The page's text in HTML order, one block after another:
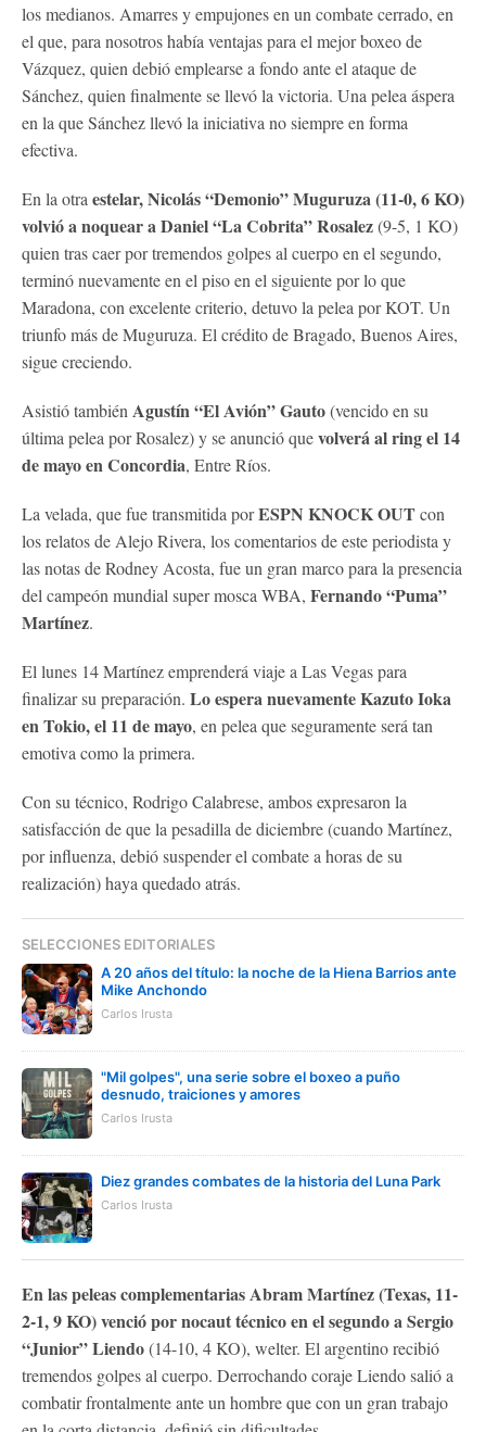
los medianos. Amarres y empujones en un combate cerrado, en
el que, para nosotros había ventajas para el mejor boxeo de
Vázquez, quien debió emplearse a fondo ante el ataque de
Sánchez, quien finalmente se llevó la victoria. Una pelea áspera
en la que Sánchez llevó la iniciativa no siempre en forma
efectiva.
En la otra estelar, Nicolás “Demonio” Muguruza (11-0, 6 KO)
volvió a noquear a Daniel “La Cobrita” Rosalez(9-5, 1 KO)
quien tras caer por tremendos golpes al cuerpo en el segundo,
terminó nuevamente en el piso en el siguiente por lo que
Maradona, con excelente criterio, detuvo la pelea por KOT. Un
triunfo más de Muguruza. El crédito de Bragado, Buenos Aires,
sigue creciendo.
Asistió también Agustín “El Avión” Gauto(vencido en su
última pelea por Rosalez) y se anunció quevolverá al ring el 14
de mayo en Concordia, Entre Ríos.
La velada, que fue transmitida porESPN KNOCK OUTcon
los relatos de Alejo Rivera, los comentarios de este periodista y
las notas de Rodney Acosta, fue un gran marco para la presencia
del campeón mundial super mosca WBA, Fernando “Puma”
Martínez.
El lunes 14 Martínez emprenderá viaje a Las Vegas para
finalizar su preparación. Lo espera nuevamente Kazuto Ioka
en Tokio, el 11 de mayo, en pelea que seguramente será tan
emotiva como la primera.
Con su técnico, Rodrigo Calabrese, ambos expresaron la
satisfacción de que la pesadilla de diciembre (cuando Martínez,
por influenza, debió suspender el combate a horas de su
realización) haya quedado atrás.
SELECCIONES EDITORIALES
A 20 años del título: la noche de la Hiena Barrios ante
Mike Anchondo
Carlos Irusta
"Mil golpes", una serie sobre el boxeo a puño
desnudo, traiciones y amores
Carlos Irusta
Diez grandes combates de la historia del Luna Park
Carlos Irusta
En las peleas complementarias Abram Martínez (Texas, 11-
2-1, 9 KO) venció por nocaut técnico en el segundo a Sergio
“Junior” Liendo(14-10, 4 KO), welter. El argentino recibió
tremendos golpes al cuerpo. Derrochando coraje Liendo salió a
combatir frontalmente ante un hombre que con un gran trabajo